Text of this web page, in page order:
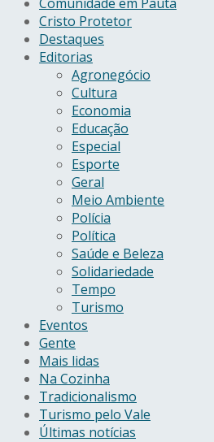
Cristo Protetor
Destaques
Editorias
Agronegócio
Cultura
Economia
Educação
Especial
Esporte
Geral
Meio Ambiente
Polícia
Política
Saúde e Beleza
Solidariedade
Tempo
Turismo
Eventos
Gente
Mais lidas
Na Cozinha
Tradicionalismo
Turismo pelo Vale
Últimas notícias